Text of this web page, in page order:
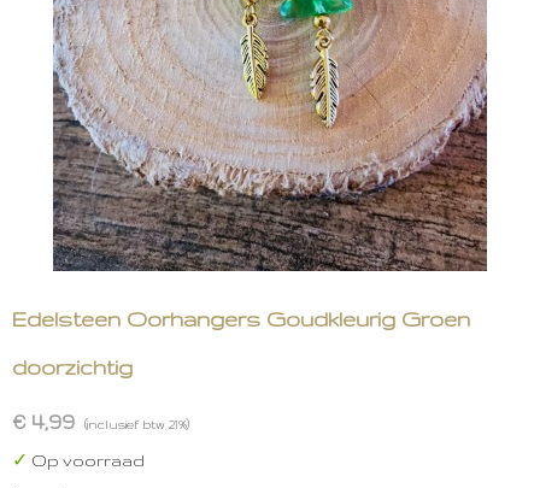
Edelsteen Oorhangers Goudkleurig Groen
doorzichtig
€ 4,99 (inclusief btw 21%)
✓ Op voorraad